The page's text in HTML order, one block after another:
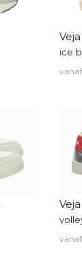
ice
vanaf
vanaf